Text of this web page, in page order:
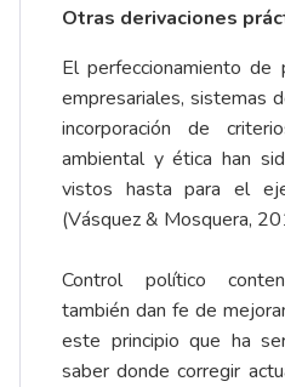
Otras derivaciones
El perfeccionamiento de
empresariales, sistemas
incorporación de
ambiental y ética han
vistos hasta para el
(Vásquez & Mosquera,
Control político
también dan fe de
este principio que ha
saber donde corregir